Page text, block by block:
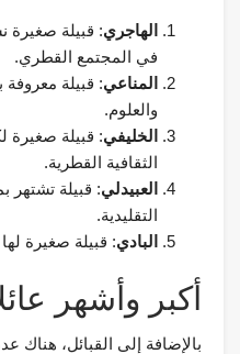
الهاجري: قبيلة صغيرة
في المجتمع القطري.
المناعي: قبيلة
والعلوم.
الخليفي: قبيلة صغيرة
الثقافية القطرية.
العبيدلي: قبيلة تشتهر
التقليدية.
البادي: قبيلة صغيرة
أكبر وأشهر
بالإضافة إلى القبائل، هناك